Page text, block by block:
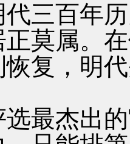
百年历
莫属。
复，明
杰出的